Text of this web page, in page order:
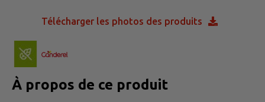
Télécharger les photos des produits
À propos de ce produit